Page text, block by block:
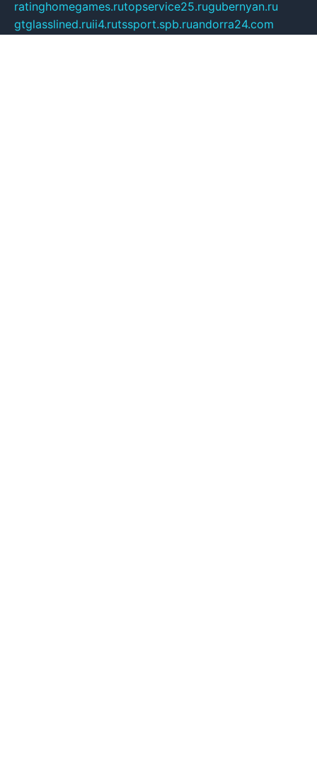
ratinghomegames.rutopservice25.rugubernyan.ru
gtglasslined.ruii4.rutssport.spb.ruandorra24.com